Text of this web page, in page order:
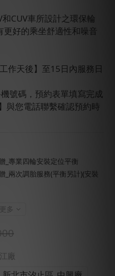
CUV車所設計之環保輪
好的乘坐舒適性和噪音
作天後】至15日內服務日
號碼，預約表單填寫完成
與您電話聯繫確認預約時
_專業四輪安裝定位平衡
_兩次調胎服務(平衡另計)(安裝
多
廠